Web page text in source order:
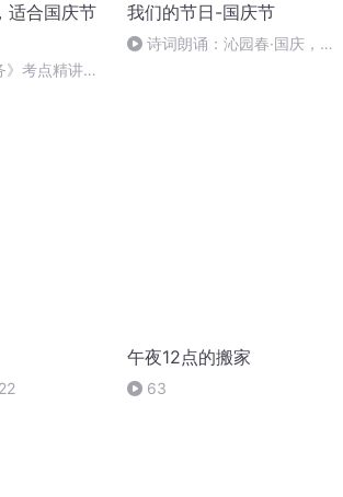
适合国庆节
考点精讲第
我们的节日-国庆节
诗词朗诵：沁园春·国庆，朗
午夜12点的搬家
63